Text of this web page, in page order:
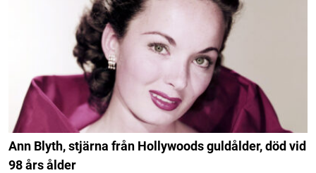
Ann Blyth, stjärna från Hollywoods guldålder, död vid
98 års ålder